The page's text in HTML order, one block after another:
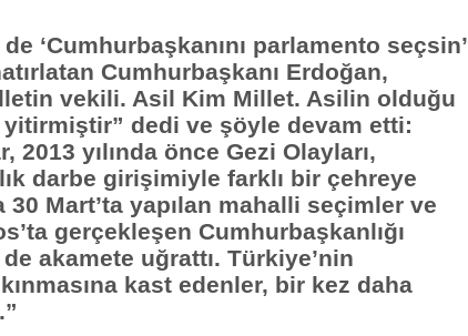
‘Cumhurbaşkanını parlamento seçsin’
Cumhurbaşkanı Erdoğan,
vekili. Asil Kim Millet. Asilin olduğu
dedi ve şöyle devam etti:
2013 yılında önce Gezi Olayları,
darbe girişimiyle farklı bir çehreye
30 Mart’ta yapılan mahalli seçimler ve
gerçekleşen Cumhurbaşkanlığı
akamete uğrattı. Türkiye’nin
kast edenler, bir kez daha